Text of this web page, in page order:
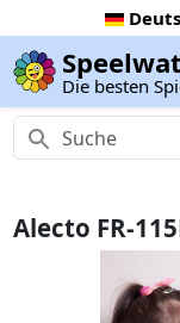
Die besten
Alecto FR-